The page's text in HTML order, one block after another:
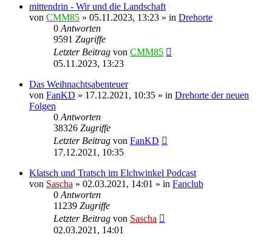
mittendrin - Wir und die Landschaft
von CMM85 » 05.11.2023, 13:23 » in Drehorte
0 Antworten
9591 Zugriffe
Letzter Beitrag von CMM85
05.11.2023, 13:23
Das Weihnachtsabenteuer
von FanKD » 17.12.2021, 10:35 » in Drehorte der neuen
Folgen
0 Antworten
38326 Zugriffe
Letzter Beitrag von FanKD
17.12.2021, 10:35
Klatsch und Tratsch im Elchwinkel Podcast
von Sascha » 02.03.2021, 14:01 » in Fanclub
0 Antworten
11239 Zugriffe
Letzter Beitrag von Sascha
02.03.2021, 14:01